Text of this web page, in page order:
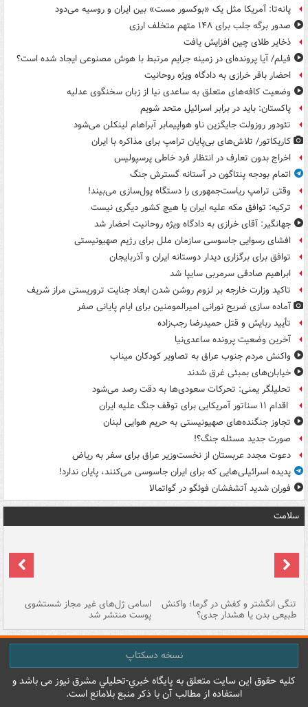
پانه‌تا: آمریکا مثل یک «بوکسور مست» بین ایران و روسیه می‌دود
صدور برگه جلب برای ۱۴۸ متهم متخلف ارزی
ذخایر طلای چین افزایش یافت
فیلم/ آیا پرونده‌ای در زمینه جرایم مرتبط با هوش مصنوعی ایجاد شده است؟
احضار باقر خرازی به دادگاه ویژه روحانیت
وضعیت کافه‌های متعلق به ساعدی نیا از زبان سخنگوی عدلیه
پاکستان: باید در برابر اسرائیل متحد شویم
تئودور روزولت جایگزین ناو هواپیمابر آبراهام لینکلن می‌شود
کاریکاتور/ تلاش‌های بی‌پایان ترامپ برای مذاکره با ایران
اخراج بدون تعارف در انتظار فرد خاطی پرسپولیس
اتمام بودجه پنتاگون در آستانه گسترش جنگ
وقتی ترامپ ریاست‌جمهوری را دستگاه پول‌سازی می‌بیند!
ترکیه: توافق مکه علیه ایران یا هیچ کشور دیگری نیست
جهانگیر: آقای خرازی به دادگاه ویژه روحانیت احضار شد
افشای رسوایی جاسوسی سازمان ملل برای رژیم صهیونیستی
توافق برای برگزاری دیدار دوستانه ایران و آذربایجان
ابراهیم صادقی سرمربی سایپا شد
تاکید وزارت خارجه بر لزوم روشن شدن ابعاد جنایت تروریستی مراز شریف
آماده سازی ضریح نورانی امیرالمومنین برای ایام پایانی صفر
تأیید ربایش و قتل حمیدرضا رجب‌زاده
آخرین وضعیت پرونده ساعدی‌نیا
واکنش مردم جنوب عراق به تصاویر کودکان میناب
خیابان‌های بمبئی غرق شدند
تحلیلگر یمنی: تحرکات سعودی‌ها به دقت رصد می‌شود
اقدام ۱۱ سناتور آمریکایی برای توقف جنگ علیه ایران
تجاوز جنگنده‌های صهیونیستی به حریم هوایی لبنان
صورت جدید مسئله جنگ؟!
دعوت مجدد عربستان از نخست‌وزیر عراق برای سفر به ریاض
پدیده اسرائیلی‌هایی که برای ایران جاسوسی می‌کنند، پایان ندارد!
فوران شدید آتشفشان فوئگو در گواتمالا
سلامت
تنگی انگشتر و کفش در گرما؛ واکنش
طبیعی بدن یا هشدار جدی؟
اسامی ژل‌های غیر مجاز شستشوی
پوست منتشر شد
نسخه دسکتاپ
کليه حقوق اين سايت متعلق به پایگاه خبري-تحليلي مشرق نيوز می باشد و
استفاده از مطالب آن با ذکر منبع بلامانع است.